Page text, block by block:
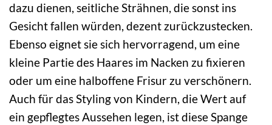
dazu dienen, seitliche Strähnen, die sonst ins
Gesicht fallen würden, dezent zurückzustecken.
Ebenso eignet sie sich hervorragend, um eine
kleine Partie des Haares im Nacken zu fixieren
oder um eine halboffene Frisur zu verschönern.
Auch für das Styling von Kindern, die Wert auf
ein gepflegtes Aussehen legen, ist diese Spange